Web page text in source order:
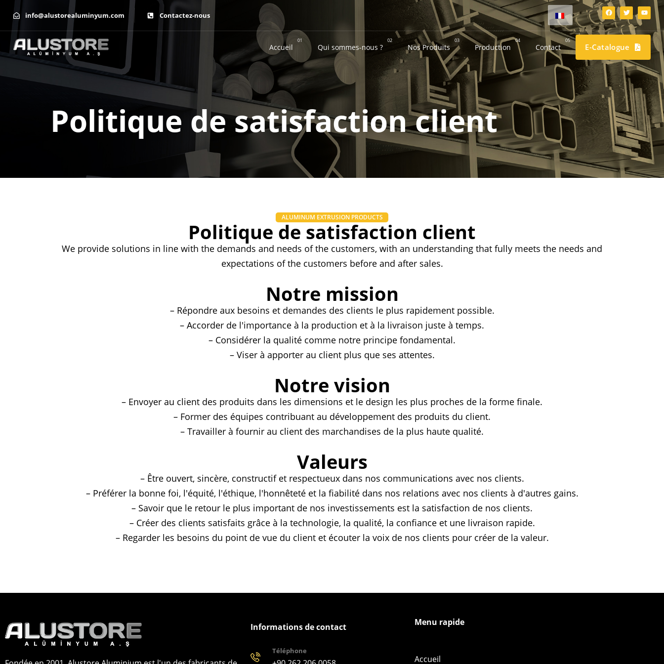
info@alustorealuminyum.com Contactez-nous
Accueil
01
Qui sommes-nous ?
02
Nos Produits
03
Production
04
Contact
05
E-Catalogue
Politique de satisfaction client
ALUMINUM EXTRUSION PRODUCTS
Politique de satisfaction client
We provide solutions in line with the demands and needs of the customers, with an understanding that fully meets the needs and
expectations of the customers before and after sales.
Notre mission
– Répondre aux besoins et demandes des clients le plus rapidement possible.
– Accorder de l'importance à la production et à la livraison juste à temps.
– Considérer la qualité comme notre principe fondamental.
– Viser à apporter au client plus que ses attentes.
Notre vision
– Envoyer au client des produits dans les dimensions et le design les plus proches de la forme finale.
– Former des équipes contribuant au développement des produits du client.
– Travailler à fournir au client des marchandises de la plus haute qualité.
Valeurs
– Être ouvert, sincère, constructif et respectueux dans nos communications avec nos clients.
– Préférer la bonne foi, l'équité, l'éthique, l'honnêteté et la fiabilité dans nos relations avec nos clients à d'autres gains.
– Savoir que le retour le plus important de nos investissements est la satisfaction de nos clients.
– Créer des clients satisfaits grâce à la technologie, la qualité, la confiance et une livraison rapide.
– Regarder les besoins du point de vue du client et écouter la voix de nos clients pour créer de la valeur.
Informations de contact
Téléphone
Menu rapide
Accueil